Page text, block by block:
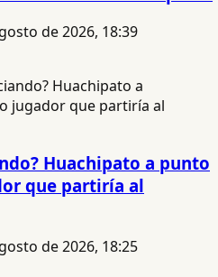
de 2026, 18:39
Huachipato a punto
que partiría al
de 2026, 18:25